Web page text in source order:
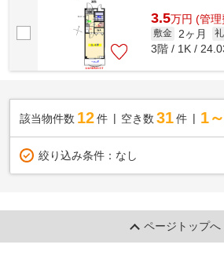
3.5万円 (管理
敷金 2ヶ月
3階 / 1K /
該当物件数 12件 空き数 31 件 1
絞り込み条件： なし
ページトップへ